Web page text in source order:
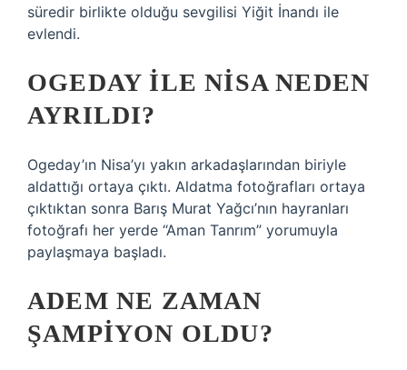
süredir birlikte olduğu sevgilisi Yiğit İnandı ile
evlendi.
OGEDAY ILE NISA NEDEN
AYRILDI?
Ogeday’ın Nisa’yı yakın arkadaşlarından biriyle
aldattığı ortaya çıktı. Aldatma fotoğrafları ortaya
çıktıktan sonra Barış Murat Yağcı’nın hayranları
fotoğrafı her yerde “Aman Tanrım” yorumuyla
paylaşmaya başladı.
ADEM NE ZAMAN
ŞAMPIYON OLDU?